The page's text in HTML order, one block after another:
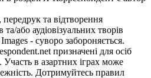
та відтворення
або аудіовізуальних творів
- суворо забороняється.
призначені для осіб
в азартних іграх може
Дотримуйтесь правил